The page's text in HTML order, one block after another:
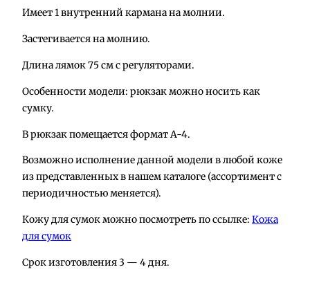
р
Н
о
в
и
н
а
!
Р
ю
з
а
к
Имеет 1 внутренний кармана на молнии.
Застегивается на молнию.
Длина лямок 75 см с регуляторами.
Особенности модели: рюкзак можно носить как
сумку.
В рюкзак помещается формат А-4.
Возможно исполнение данной модели в любой коже
из представленных в нашем каталоге (ассортимент с
периодичностью меняется).
Кожу для сумок можно посмотреть по ссылке: Кожа
для сумок
Срок изготовления 3 — 4 дня.